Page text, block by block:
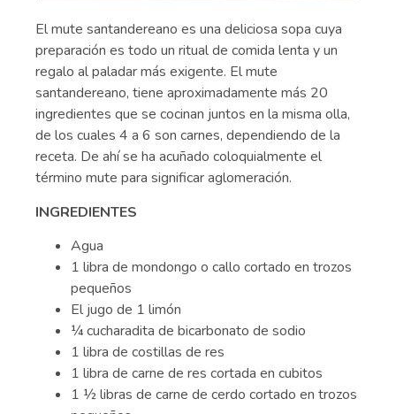
El mute santandereano es una deliciosa sopa cuya
preparación es todo un ritual de comida lenta y un
regalo al paladar más exigente. El mute
santandereano, tiene aproximadamente más 20
ingredientes que se cocinan juntos en la misma olla,
de los cuales 4 a 6 son carnes, dependiendo de la
receta. De ahí se ha acuñado coloquialmente el
término mute para significar aglomeración.
INGREDIENTES
Agua
1 libra de mondongo o callo cortado en trozos
pequeños
El jugo de 1 limón
¼ cucharadita de bicarbonato de sodio
1 libra de costillas de res
1 libra de carne de res cortada en cubitos
1 ½ libras de carne de cerdo cortado en trozos